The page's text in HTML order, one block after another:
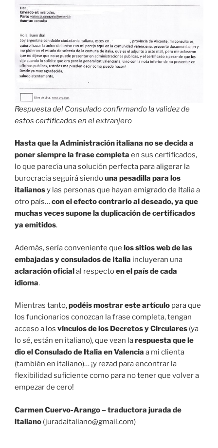
Respuesta del Consulado confirmando la validez de
estos certificados en el extranjero
Hasta que la Administración italiana no se decida a
poner siempre la frase completa en sus certificados,
lo que parecía una solución perfecta para aligerar la
burocracia seguirá siendouna pesadilla para los
italianosy las personas que hayan emigrado de Italia a
otro país…con el efecto contrario al deseado, ya que
muchas veces supone la duplicación de certificados
ya emitidos.
Además, sería conveniente que los sitios web de las
embajadas y consulados de Italia incluyeran una
aclaración oficialal respectoen el país de cada
idioma.
Mientras tanto,podéis mostrar este artículo para que
los funcionarios conozcan la frase completa, tengan
acceso a los vínculos de los Decretos y Circulares (ya
lo sé, están en italiano), que vean larespuesta que le
dio el Consulado de Italia en Valencia a mi clienta
(también en italiano)… ¡y rezad para encontrar la
flexibilidad suficiente como para no tener que volver a
empezar de cero!
Carmen Cuervo-Arango – traductora jurada de
italiano (juradaitaliano@gmail.com)